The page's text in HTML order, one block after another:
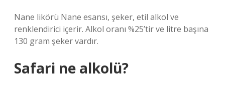
Nane likörü Nane esansı, şeker, etil alkol ve
renklendirici içerir. Alkol oranı %25’tir ve litre başına
130 gram şeker vardır.
Safari ne alkolü?